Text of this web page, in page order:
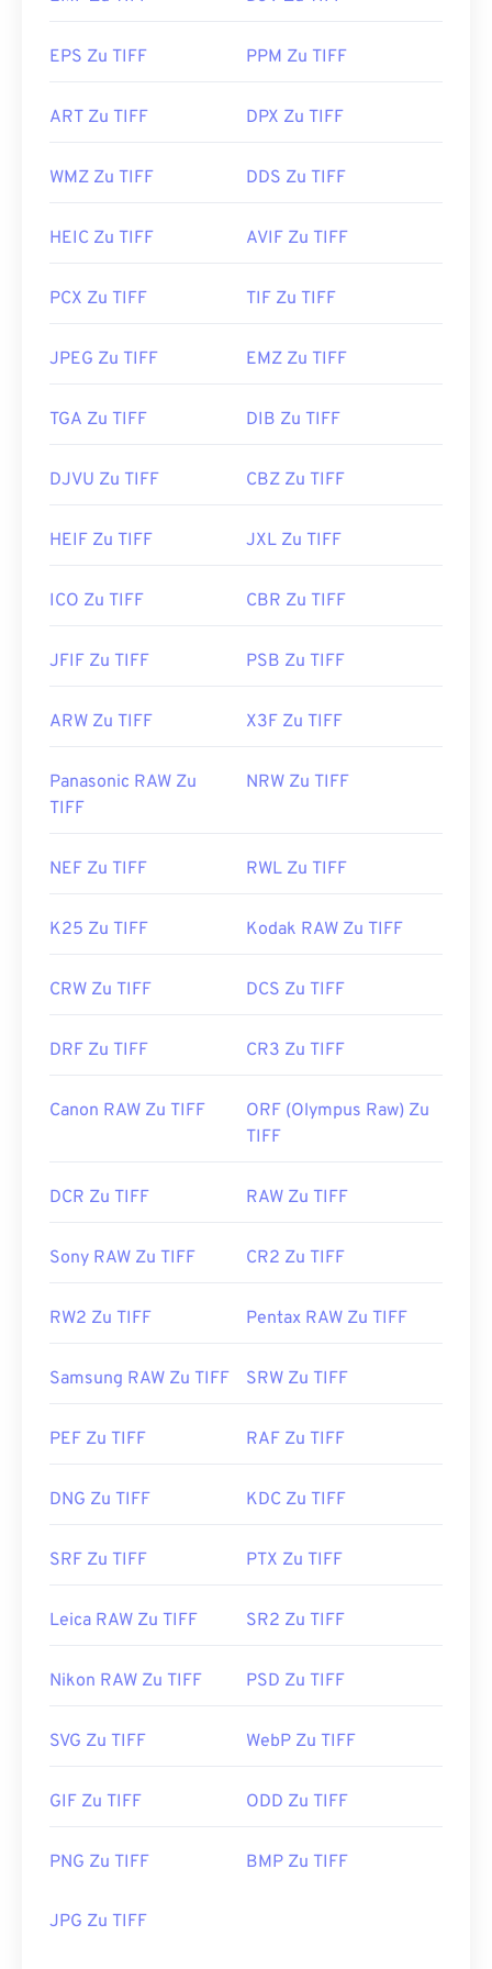
Image Manipulation Program (GIMP ), Adobe
zum Öffnen und Bearbeiten von TIFF-Dateien.
Nützliche Links:
types/image/raster/tiff-file.html
EPS Zu TIFF PPM Zu TIFF
ART Zu TIFF DPX Zu TIFF
WMZ Zu TIFF DDS Zu TIFF
HEIC Zu TIFF AVIF Zu TIFF
PCX Zu TIFF TIF Zu TIFF
JPEG Zu TIFF EMZ Zu TIFF
TGA Zu TIFF DIB Zu TIFF
DJVU Zu TIFF CBZ Zu TIFF
HEIF Zu TIFF JXL Zu TIFF
ICO Zu TIFF CBR Zu TIFF
JFIF Zu TIFF PSB Zu TIFF
ARW Zu TIFF X3F Zu TIFF
Panasonic RAW Zu
TIFF
NRW Zu TIFF
NEF Zu TIFF RWL Zu TIFF
K25 Zu TIFF Kodak RAW Zu TIFF
CRW Zu TIFF DCS Zu TIFF
DRF Zu TIFF CR3 Zu TIFF
Canon RAW Zu TIFF
ORF (Olympus Raw) Zu
TIFF
DCR Zu TIFF RAW Zu TIFF
Sony RAW Zu TIFF CR2 Zu TIFF
RW2 Zu TIFF Pentax RAW Zu TIFF
Samsung RAW Zu TIFF SRW Zu TIFF
PEF Zu TIFF RAF Zu TIFF
DNG Zu TIFF KDC Zu TIFF
SRF Zu TIFF PTX Zu TIFF
Leica RAW Zu TIFF SR2 Zu TIFF
Nikon RAW Zu TIFF PSD Zu TIFF
SVG Zu TIFF WebP Zu TIFF
GIF Zu TIFF ODD Zu TIFF
PNG Zu TIFF BMP Zu TIFF
JPG Zu TIFF